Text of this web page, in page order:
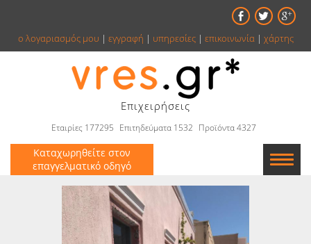
ο λογαριασμός μου | εγγραφή | υπηρεσίες| επικοινωνία| χάρτης
Επιχειρήσεις
Εταιρίες 177295 Επιτηδεύματα 1532 Προϊόντα 4327
Καταχωρηθείτε στον
επαγγελματικό οδηγό
Εταιρείες
Κατάλογος